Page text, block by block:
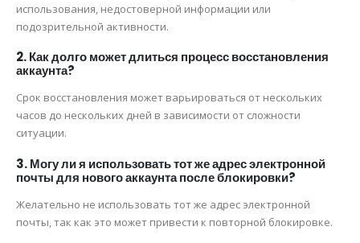
использования, недостоверной информации или
подозрительной активности.
2. Как долго может длиться процесс восстановления
аккаунта?
Срок восстановления может варьироваться от нескольких
часов до нескольких дней в зависимости от сложности
ситуации.
3. Могу ли я использовать тот же адрес электронной
почты для нового аккаунта после блокировки?
Желательно не использовать тот же адрес электронной
почты, так как это может привести к повторной блокировке.